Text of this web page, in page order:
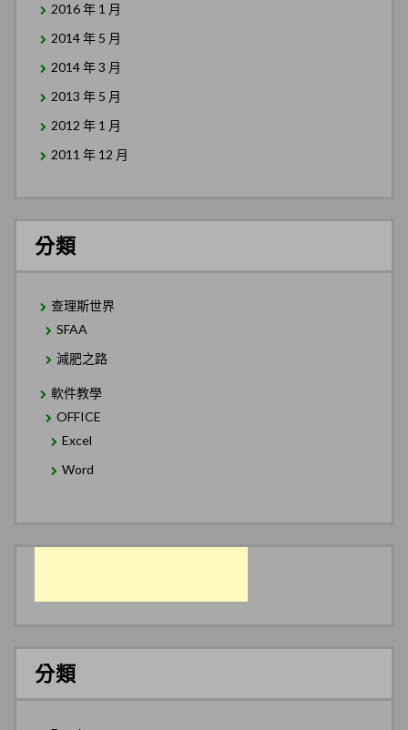
2016 年 1 月
2014 年 5 月
2014 年 3 月
2013 年 5 月
2012 年 1 月
2011 年 12 月
分類
查理斯世界
SFAA
減肥之路
軟件教學
OFFICE
Excel
Word
分類